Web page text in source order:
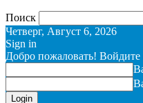
Поиск
Четверг, Август 6, 2026
Sign in
Добро пожаловать!